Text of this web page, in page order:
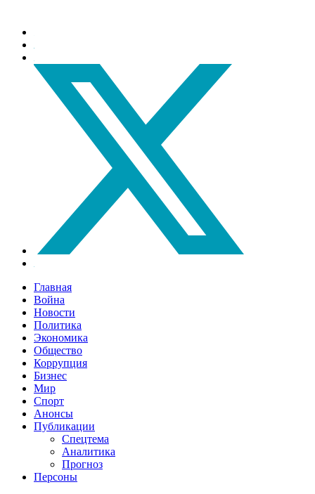
Главная
Война
Новости
Политика
Экономика
Общество
Коррупция
Бизнес
Мир
Спорт
Анонсы
Публикации
Спецтема
Аналитика
Прогноз
Персоны